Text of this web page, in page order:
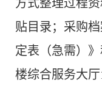
方式整理过程
贴目录；采购
定表（急需）
楼综合服务大厅